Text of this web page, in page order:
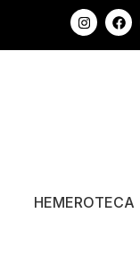
HEMEROTECA